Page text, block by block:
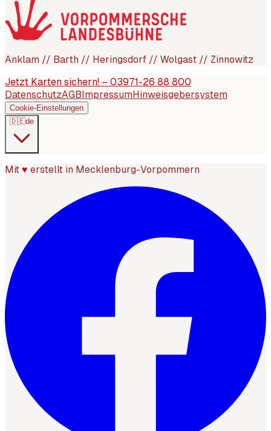
Anklam // Barth // Heringsdorf // Wolgast // Zinnowitz
Jetzt Karten sichern! – 03971-26 88 800
DatenschutzAGB ImpressumHinweisgebersystem
Cookie-Einstellungen
🇩🇪de
Mit ♥ erstellt in Mecklenburg-Vorpommern